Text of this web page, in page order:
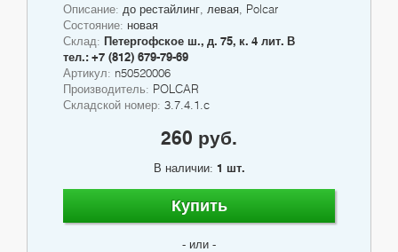
Описание: до рестайлинг, левая, Polcar
Состояние: новая
Склад: Петергофское ш., д. 75, к. 4 лит. В
тел.: +7 (812) 679-79-69
Артикул: n50520006
Производитель: POLCAR
Складской номер: 3.7.4.1.c
260 руб.
В наличии: 1 шт.
Купить
- или -